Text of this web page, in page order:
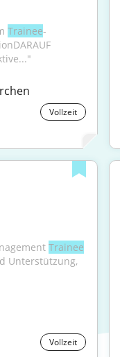
Trainee-
Vollzeit
Trainee
Unterstützung,
Vollzeit